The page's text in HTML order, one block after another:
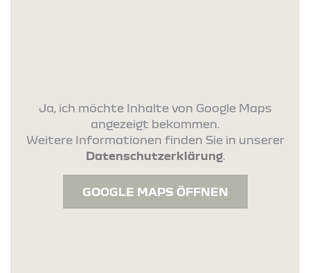
Ja, ich möchte Inhalte von Google Maps
angezeigt bekommen.
Weitere Informationen finden Sie in unserer
Datenschutzerklärung.
GOOGLE MAPS ÖFFNEN